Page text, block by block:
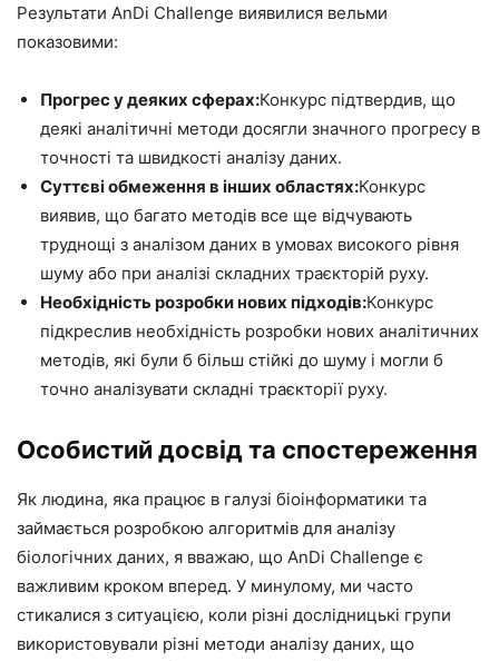
Результати AnDi Challenge виявилися вельми
показовими:
Прогрес у деяких сферах:Конкурс підтвердив, що
деякі аналітичні методи досягли значного прогресу в
точності та швидкості аналізу даних.
Суттєві обмеження в інших областях:Конкурс
виявив, що багато методів все ще відчувають
труднощі з аналізом даних в умовах високого рівня
шуму або при аналізі складних траєкторій руху.
Необхідність розробки нових підходів:Конкурс
підкреслив необхідність розробки нових аналітичних
методів, які були б більш стійкі до шуму і могли б
точно аналізувати складні траєкторії руху.
Особистий досвід та спостереження
Як людина, яка працює в галузі біоінформатики та
займається розробкою алгоритмів для аналізу
біологічних даних, я вважаю, що AnDi Challenge є
важливим кроком вперед. У минулому, ми часто
стикалися з ситуацією, коли різні дослідницькі групи
використовували різні методи аналізу даних, що